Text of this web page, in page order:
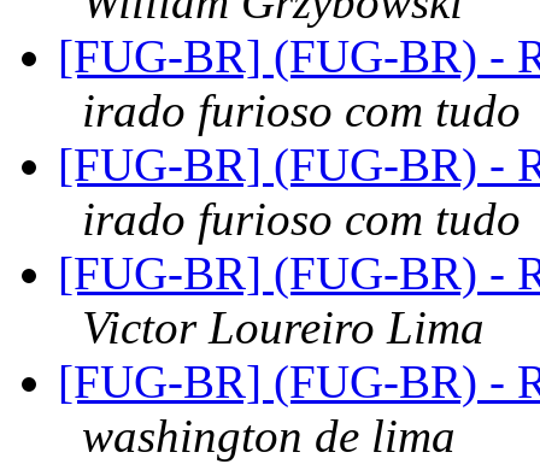
[FUG-BR] (FUG-BR) -
irado furioso com tudo
[FUG-BR] (FUG-BR) -
irado furioso com tudo
[FUG-BR] (FUG-BR) -
Victor Loureiro Lima
[FUG-BR] (FUG-BR) -
washington de lima